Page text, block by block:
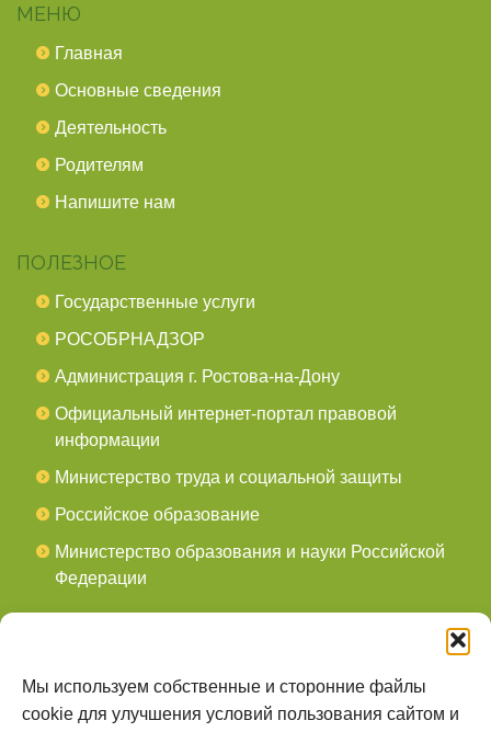
Мы используем собственные и сторонние файлы
cookie для улучшения условий пользования сайтом и
МЕНЮ
Главная
Основные сведения
Деятельность
Родителям
Напишите нам
ПОЛЕЗНОЕ
Государственные услуги
РОСОБРНАДЗОР
Администрация г. Ростова-на-Дону
Официальный интернет-портал правовой
информации
Министерство труда и социальной защиты
Российское образование
Министерство образования и науки Российской
Федерации
мы в Контакте